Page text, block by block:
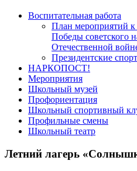
Воспитательная работа
План мероприятий
Победы советского
Отечественной
Президентские
НАРКОПОСТ!
Мероприятия
Школьный музей
Профориентация
Школьный спортивный
Профильные смены
Школьный театр
Летний лагерь